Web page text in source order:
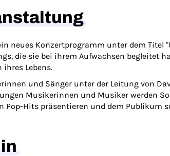
neues Konzertprogramm unter dem
die sie bei ihrem Aufwachsen begleitet
ihres Lebens.
und Sänger unter der Leitung von
Musikerinnen und Musiker werden
Pop-Hits präsentieren und dem Publikum